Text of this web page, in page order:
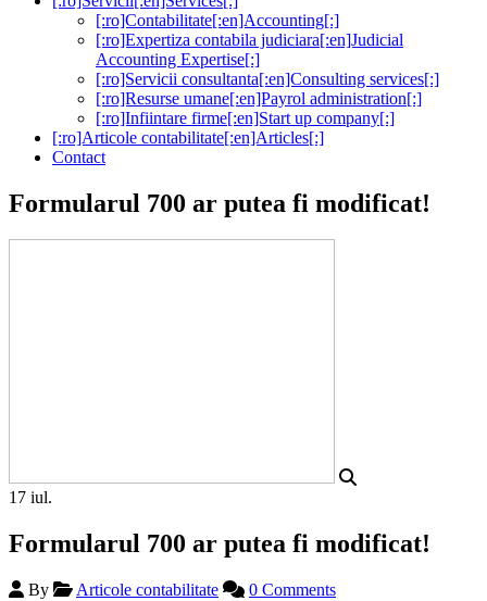
[:ro]Contabilitate[:en]Accounting[:]
[:ro]Expertiza contabila judiciara[:en]Judicial
Accounting Expertise[:]
[:ro]Servicii consultanta[:en]Consulting services[:]
[:ro]Resurse umane[:en]Payrol administration[:]
[:ro]Infiintare firme[:en]Start up company[:]
[:ro]Articole contabilitate[:en]Articles[:]
Contact
Formularul 700 ar putea fi modificat!
17 iul.
Formularul 700 ar putea fi modificat!
By Articole contabilitate 0 Comments